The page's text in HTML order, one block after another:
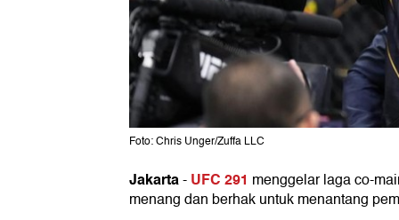
Foto: Chris Unger/Zuffa LLC
Jakarta-UFC 291 menggelar laga co-
menang dan berhak untuk menantang